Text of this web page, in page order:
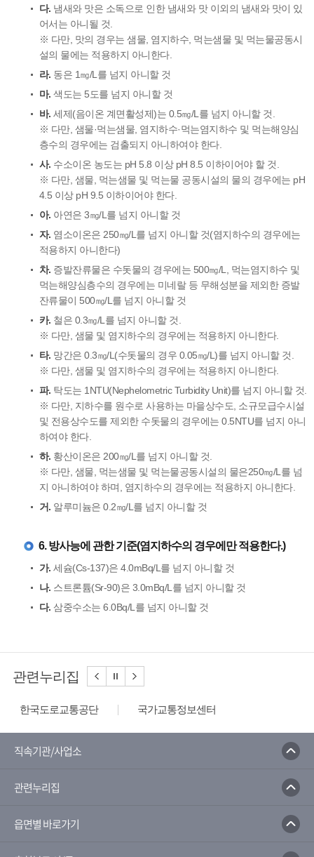
다. 냄새와 맛은 소독으로 인한 냄새와 맛 이외의 냄새와 맛이 있
어서는 아니될 것.
※ 다만, 맛의 경우는 샘물, 염지하수, 먹는샘물 및 먹는물공동시
설의 물에는 적용하지 아니한다.
라. 동은 1㎎/L를 넘지 아니할 것
마. 색도는 5도를 넘지 아니할 것
바. 세제(음이온 계면활성제)는 0.5㎎/L를 넘지 아니할 것.
※ 다만, 샘물·먹는샘물, 염지하수·먹는염지하수 및 먹는해양심
층수의 경우에는 검출되지 아니하여야 한다.
사. 수소이온 농도는 pH 5.8 이상 pH 8.5 이하이어야 할 것.
※ 다만, 샘물, 먹는샘물 및 먹는물 공동시설의 물의 경우에는 pH
4.5 이상 pH 9.5 이하이어야 한다.
아. 아연은 3㎎/L를 넘지 아니할 것
자. 염소이온은 250㎎/L를 넘지 아니할 것(염지하수의 경우에는
적용하지 아니한다)
차. 증발잔류물은 수돗물의 경우에는 500㎎/L, 먹는염지하수 및
먹는해양심층수의 경우에는 미네랄 등 무해성분을 제외한 증발
잔류물이 500㎎/L를 넘지 아니할 것
카. 철은 0.3㎎/L를 넘지 아니할 것.
※ 다만, 샘물 및 염지하수의 경우에는 적용하지 아니한다.
타. 망간은 0.3㎎/L(수돗물의 경우 0.05㎎/L)를 넘지 아니할 것.
※ 다만, 샘물 및 염지하수의 경우에는 적용하지 아니한다.
파. 탁도는 1NTU(Nephelometric Turbidity Unit)를 넘지 아니할 것.
※ 다만, 지하수를 원수로 사용하는 마을상수도, 소규모급수시설
및 전용상수도를 제외한 수돗물의 경우에는 0.5NTU를 넘지 아니
하여야 한다.
하. 황산이온은 200㎎/L를 넘지 아니할 것.
※ 다만, 샘물, 먹는샘물 및 먹는물공동시설의 물은250㎎/L를 넘
지 아니하여야 하며, 염지하수의 경우에는 적용하지 아니한다.
거. 알루미늄은 0.2㎎/L를 넘지 아니할 것
6. 방사능에 관한 기준(염지하수의 경우에만 적용한다.)
가. 세슘(Cs-137)은 4.0mBq/L를 넘지 아니할 것
나. 스트론튬(Sr-90)은 3.0mBq/L를 넘지 아니할 것
다. 삼중수소는 6.0Bq/L를 넘지 아니할 것
관련누리집
한국도로교통공단
국가교통정보센터
한국수자원공사
물사랑홈페이지
직속기관/사업소
관련누리집
읍면별 바로가기